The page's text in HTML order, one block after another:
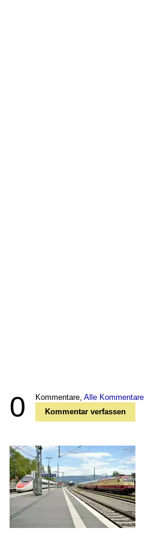
0 Kommentare, Alle Kommentare
Kommentar verfassen